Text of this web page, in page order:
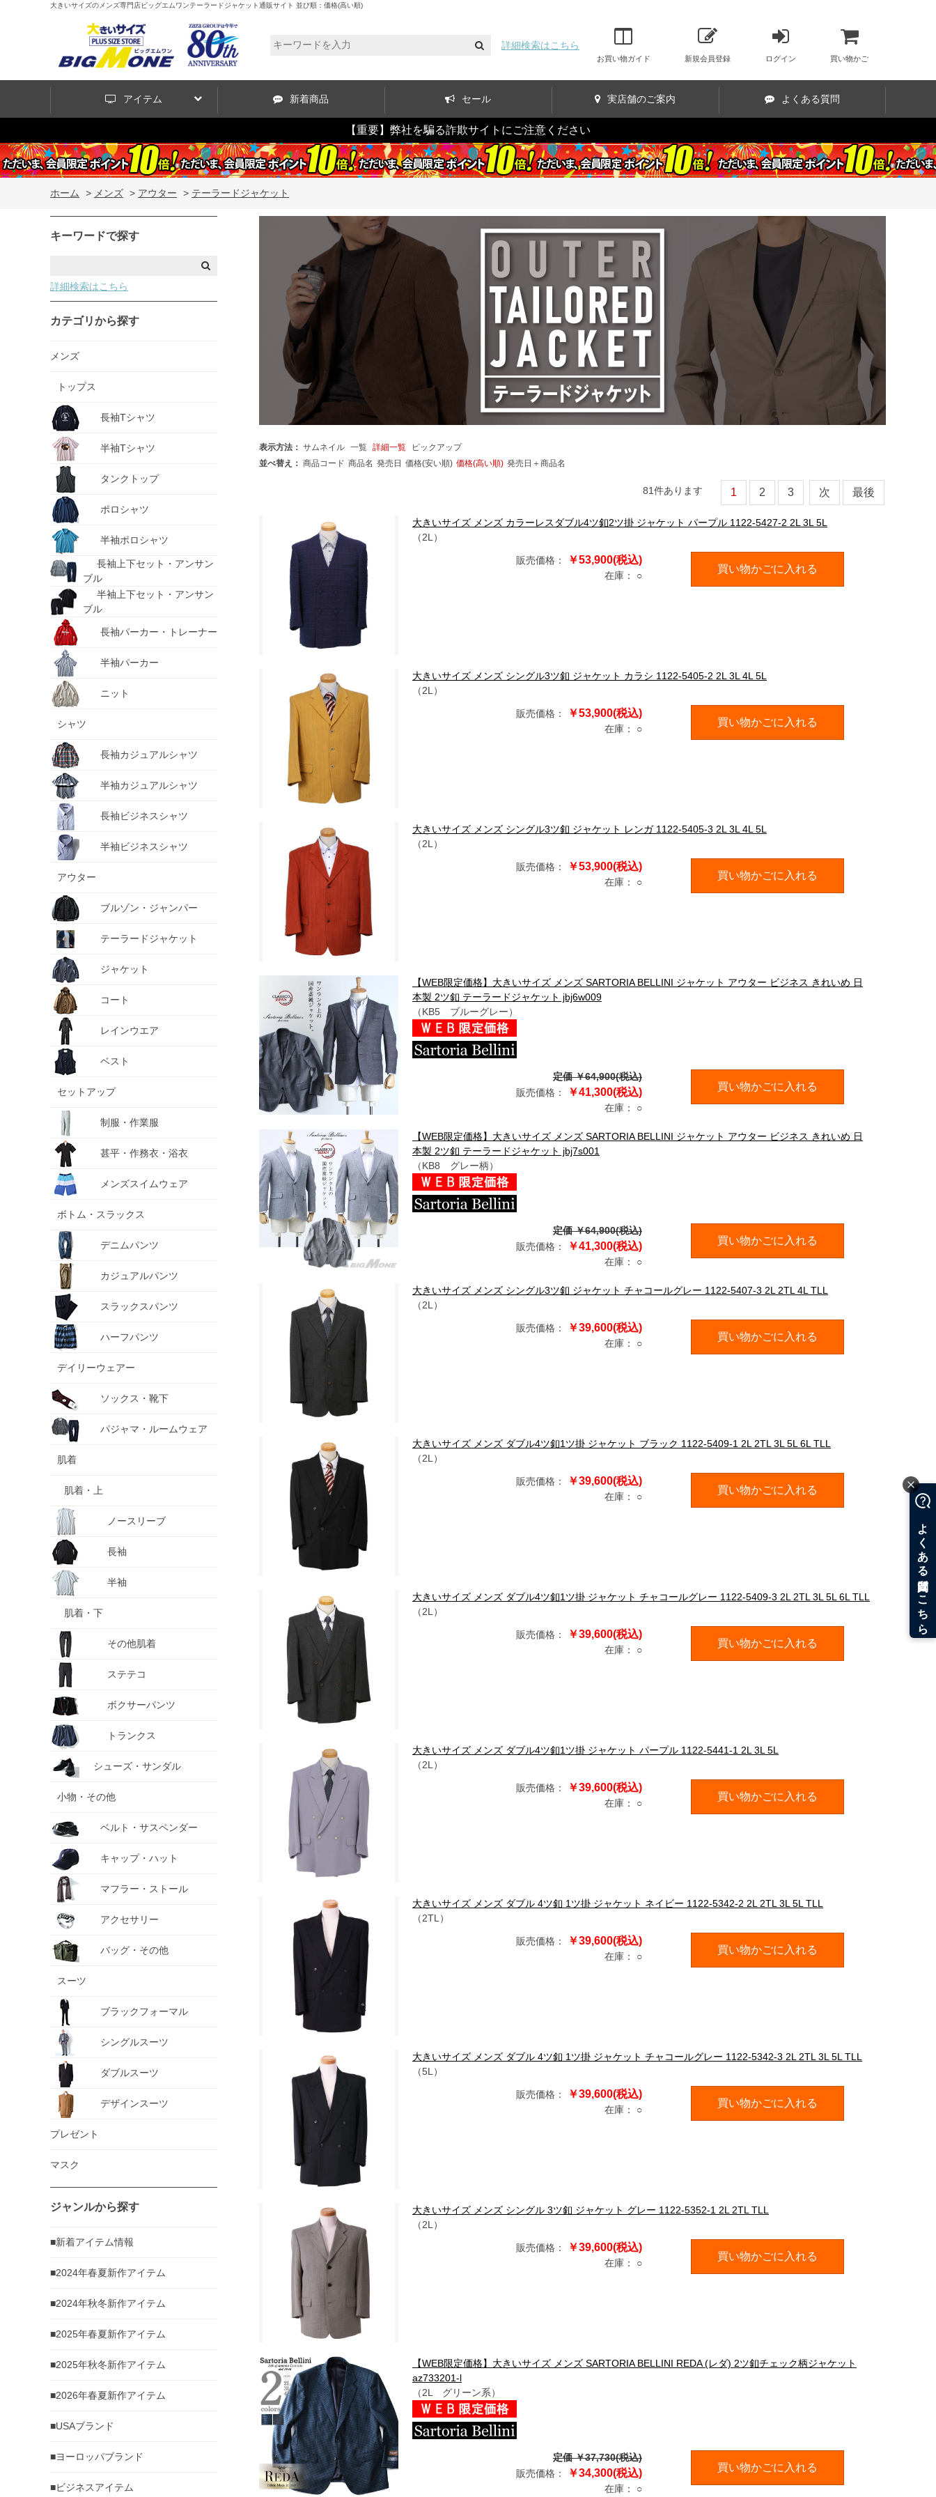
大きいサイズのメンズ専門店ビッグエムワンテーラードジャケット通販サイト 並び順：価格(高い順)
詳細検索はこちら
お買い物ガイド 新規会員登録 ログイン 買い物かご
アイテム 新着商品 セール 実店舗のご案内 よくある質問
【重要】弊社を騙る詐欺サイトにご注意ください
ホーム > メンズ > アウター > テーラードジャケット
キーワードで探す
詳細検索はこちら
カテゴリから探す
メンズ
トップス
長袖Tシャツ
半袖Tシャツ
タンクトップ
ポロシャツ
半袖ポロシャツ
長袖上下セット・アンサン
ブル
半袖上下セット・アンサン
ブル
長袖パーカー・トレーナー
半袖パーカー
ニット
シャツ
長袖カジュアルシャツ
半袖カジュアルシャツ
長袖ビジネスシャツ
半袖ビジネスシャツ
アウター
ブルゾン・ジャンパー
テーラードジャケット
ジャケット
コート
レインウエア
ベスト
セットアップ
制服・作業服
甚平・作務衣・浴衣
メンズスイムウェア
ボトム・スラックス
デニムパンツ
カジュアルパンツ
スラックスパンツ
ハーフパンツ
デイリーウェアー
ソックス・靴下
パジャマ・ルームウェア
肌着
肌着・上
ノースリーブ
長袖
半袖
肌着・下
その他肌着
ステテコ
ボクサーパンツ
トランクス
シューズ・サンダル
小物・その他
ベルト・サスペンダー
キャップ・ハット
マフラー・ストール
アクセサリー
バッグ・その他
スーツ
ブラックフォーマル
シングルスーツ
ダブルスーツ
デザインスーツ
プレゼント
マスク
ジャンルから探す
■新着アイテム情報
■2024年春夏新作アイテム
■2024年秋冬新作アイテム
■2025年春夏新作アイテム
■2025年秋冬新作アイテム
■2026年春夏新作アイテム
■USAブランド
■ヨーロッパブランド
■ビジネスアイテム
表示方法： サムネイル 一覧 詳細一覧
ピックアップ
並べ替え： 商品コード 商品名 発売日 価格(安い順) 価格(高い順) 発売日＋商品名
81件あります 1 2 3 次 最後
大きいサイズ メンズ カラーレスダブル4ツ釦2ツ掛 ジャケット パープル 1122-5427-2 2L 3L 5L
（2L）
販売価格： ￥53,900(税込)
在庫： ○
買い物かごに入れる
大きいサイズ メンズ シングル3ツ釦 ジャケット カラシ 1122-5405-2 2L 3L 4L 5L
（2L）
販売価格： ￥53,900(税込)
在庫： ○
買い物かごに入れる
大きいサイズ メンズ シングル3ツ釦 ジャケット レンガ 1122-5405-3 2L 3L 4L 5L
（2L）
販売価格： ￥53,900(税込)
在庫： ○
買い物かごに入れる
【WEB限定価格】大きいサイズ メンズ SARTORIA BELLINI ジャケット アウター ビジネス きれいめ 日
本製 2ツ釦 テーラードジャケット jbj6w009
（KB5 ブルーグレー）
定価 ￥64,900(税込)
販売価格：
￥41,300(税込)
在庫： ○
買い物かごに入れる
【WEB限定価格】大きいサイズ メンズ SARTORIA BELLINI ジャケット アウター ビジネス きれいめ 日
本製 2ツ釦 テーラードジャケット jbj7s001
（KB8 グレー柄）
定価 ￥64,900(税込)
販売価格：
￥41,300(税込)
在庫： ○
買い物かごに入れる
大きいサイズ メンズ シングル3ツ釦 ジャケット チャコールグレー 1122-5407-3 2L 2TL 4L TLL
（2L）
販売価格： ￥39,600(税込)
在庫： ○
買い物かごに入れる
大きいサイズ メンズ ダブル4ツ釦1ツ掛 ジャケット ブラック 1122-5409-1 2L 2TL 3L 5L 6L TLL
（2L）
販売価格： ￥39,600(税込)
在庫： ○
買い物かごに入れる
大きいサイズ メンズ ダブル4ツ釦1ツ掛 ジャケット チャコールグレー 1122-5409-3 2L 2TL 3L 5L 6L TLL
（2L）
販売価格： ￥39,600(税込)
在庫： ○
買い物かごに入れる
大きいサイズ メンズ ダブル4ツ釦1ツ掛 ジャケット パープル 1122-5441-1 2L 3L 5L
（2L）
販売価格： ￥39,600(税込)
在庫： ○
買い物かごに入れる
大きいサイズ メンズ ダブル 4ツ釦 1ツ掛 ジャケット ネイビー 1122-5342-2 2L 2TL 3L 5L TLL
（2TL）
販売価格： ￥39,600(税込)
在庫： ○
買い物かごに入れる
大きいサイズ メンズ ダブル 4ツ釦 1ツ掛 ジャケット チャコールグレー 1122-5342-3 2L 2TL 3L 5L TLL
（5L）
販売価格： ￥39,600(税込)
在庫： ○
買い物かごに入れる
大きいサイズ メンズ シングル 3ツ釦 ジャケット グレー 1122-5352-1 2L 2TL TLL
（2L）
販売価格： ￥39,600(税込)
在庫： ○
買い物かごに入れる
【WEB限定価格】大きいサイズ メンズ SARTORIA BELLINI REDA (レダ) 2ツ釦チェック柄ジャケット
az733201-l
（2L グリーン系）
定価 ￥37,730(税込)
販売価格：
￥34,300(税込)
在庫： ○
買い物かごに入れる